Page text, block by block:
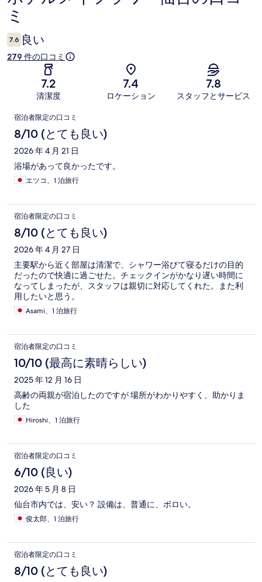
コ
ミ
ミ
7.6 良い
279 件の口コミ
7.2
清潔度
7.4
ロケーション
7.8
スタッフとサービス
口
コ
ミ
宿泊者限定の口コミ
8/10 (とても良い)
2026 年 4 月 21 日
浴場があって良かったです。
エツコ、1 泊旅行
宿泊者限定の口コミ
8/10 (とても良い)
2026 年 4 月 27 日
主要駅から近く部屋は清潔で、シャワー浴びて寝るだけの目的
だったので快適に過ごせた。チェックインがかなり遅い時間に
なってしまったが、スタッフは親切に対応してくれた。また利
用したいと思う。
Asami、1 泊旅行
宿泊者限定の口コミ
10/10 (最高に素晴らしい)
2025 年 12 月 16 日
高齢の両親が宿泊したのですが 場所がわかりやすく、助かりま
した
Hiroshi、1 泊旅行
宿泊者限定の口コミ
6/10 (良い)
2026 年 5 月 8 日
仙台市内では、安い？ 設備は、普通に、ボロい。
俊太郎、1 泊旅行
宿泊者限定の口コミ
8/10 (とても良い)